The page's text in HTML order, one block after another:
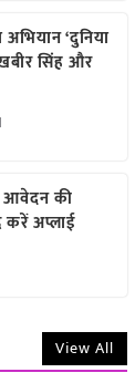
अभियान ‘दुनिया
सिंह और
आवेदन की
अप्लाई
View All